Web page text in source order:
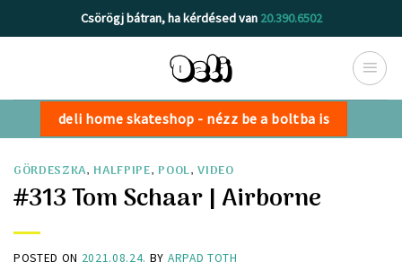
to
Csörögj bátran, ha kérdésed van 20.390.6502
deli home skateshop - nézz be a boltba is
GÖRDESZKA, HALFPIPE, POOL,VIDEO
#313 Tom Schaar | Airborne
POSTED ON 2021.08.24. BY ARPAD TOTH